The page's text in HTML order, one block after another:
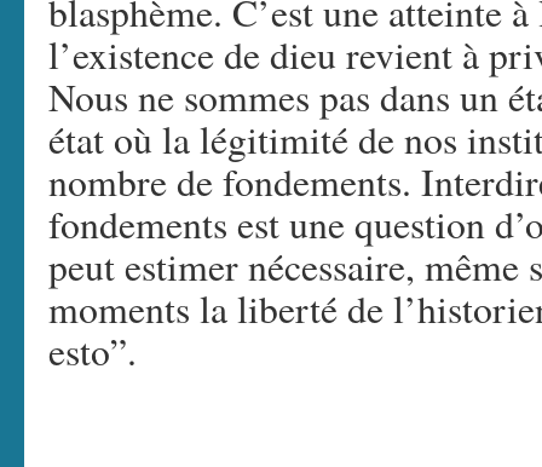
blasphème. C’est une atteinte
l’existence de dieu revient à
Nous ne sommes pas dans un
état où la légitimité de nos
nombre de fondements.
fondements est une question
peut estimer nécessaire,
moments la liberté de
esto”.